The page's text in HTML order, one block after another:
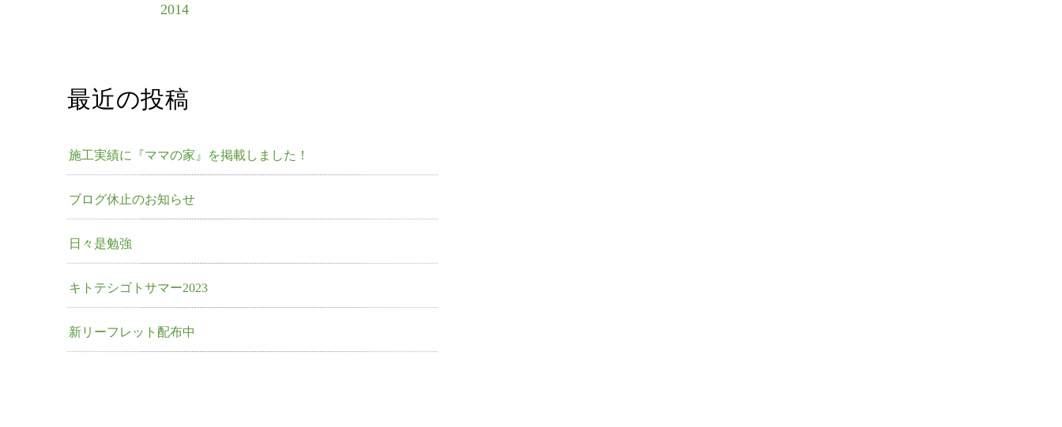
2014
最近の投稿
施工実績に『ママの家』を掲載しました！
ブログ休止のお知らせ
日々是勉強
キトテシゴトサマー2023
新リーフレット配布中